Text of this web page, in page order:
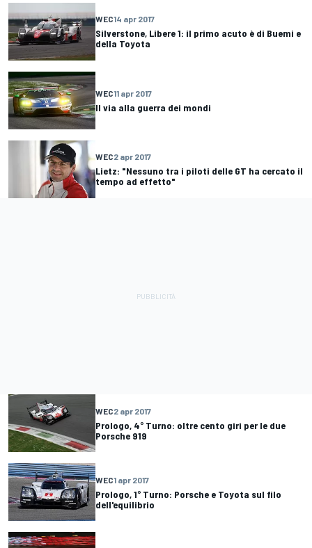
WEC14 apr 2017
Silverstone, Libere 1: il primo acuto è di Buemi e
della Toyota
WEC11 apr 2017
Il via alla guerra dei mondi
WEC2 apr 2017
Lietz: "Nessuno tra i piloti delle GT ha cercato il
tempo ad effetto"
WEC2 apr 2017
Prologo, 4° Turno: oltre cento giri per le due
Porsche 919
WEC1 apr 2017
Prologo, 1° Turno: Porsche e Toyota sul filo
dell'equilibrio